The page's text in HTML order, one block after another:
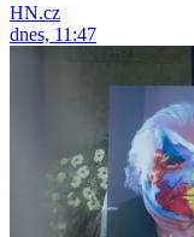
HN.cz
dnes, 11:47